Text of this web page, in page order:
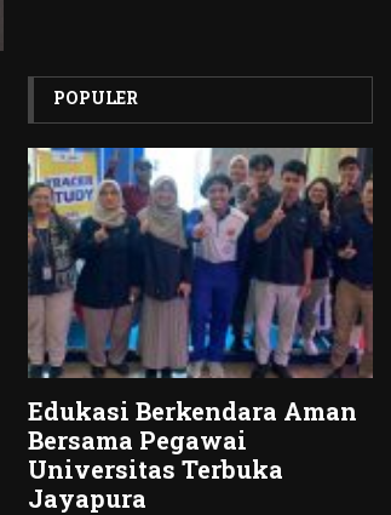
POPULER
Edukasi Berkendara Aman
Bersama Pegawai
Universitas Terbuka
Jayapura